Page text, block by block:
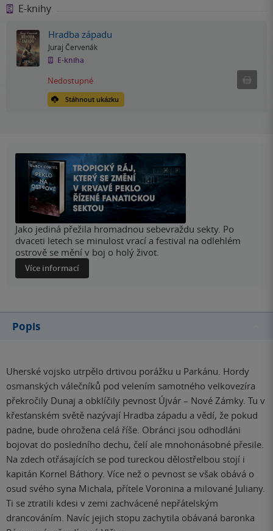
E-knihy
Hradba západu
Juraj Červenák
E-kniha
Stáhnout ukázku
Nedostupné
Jako jediná přežila hromadnou sebevraždu sekty. Po
dvaceti letech se minulost vrací a festival na odlehlém
ostrově se mění v boj o holý život.
Více informací
Popis
Uherské vojsko utrpělo drtivou porážku u Parkánu. Hordy
osmanských válečníků pod velením samotného velkovezíra
překročily Dunaj a obklíčily pevnost Újvár – Nové Zámky. Tu v
křesťanském světě nazývají Hradba západu a vědí, že pokud
padne, bude ohrožena celá říše. Obránci jsou odhodláni
bojovat do posledního dechu, čelí ale mnohonásobné přesile.
Na zdech otřásajících se pod tureckou dělostřelbou stojí i
kapitán Kornel Báthory. Více než o pevnost se však obává o
osud svého syna Michala, přítele Voronina a milované Juliany.
Ti se ztratili kdesi v zemi zachvácené nepřátelským
drancováním. Navíc jejich stopu zachytila obávaná baronka